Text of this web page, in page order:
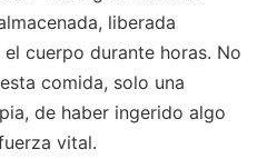
liberada
cuerpo durante horas. No
comida, solo una
de haber ingerido algo
vital.